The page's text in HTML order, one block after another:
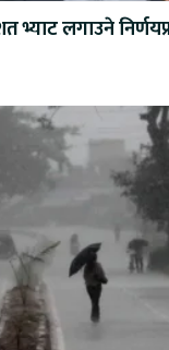
भ्याट लगाउने